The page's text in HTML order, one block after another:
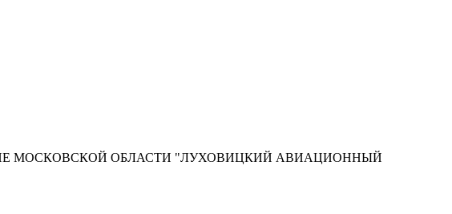
МОСКОВСКОЙ ОБЛАСТИ "ЛУХОВИЦКИЙ АВИАЦИОННЫЙ